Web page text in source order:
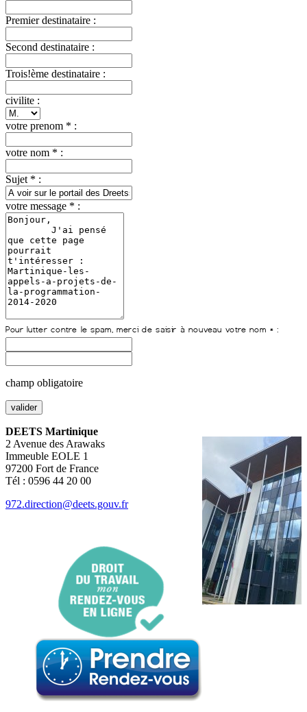
Premier destinataire :
Second destinataire :
Trois!ème destinataire :
civilite :
votre prenom * :
votre nom * :
Sujet * :
votre message * :
champ obligatoire
DEETS Martinique
2 Avenue des Arawaks
Immeuble EOLE 1
97200 Fort de France
Tél : 0596 44 20 00
972.direction@deets.gouv.fr